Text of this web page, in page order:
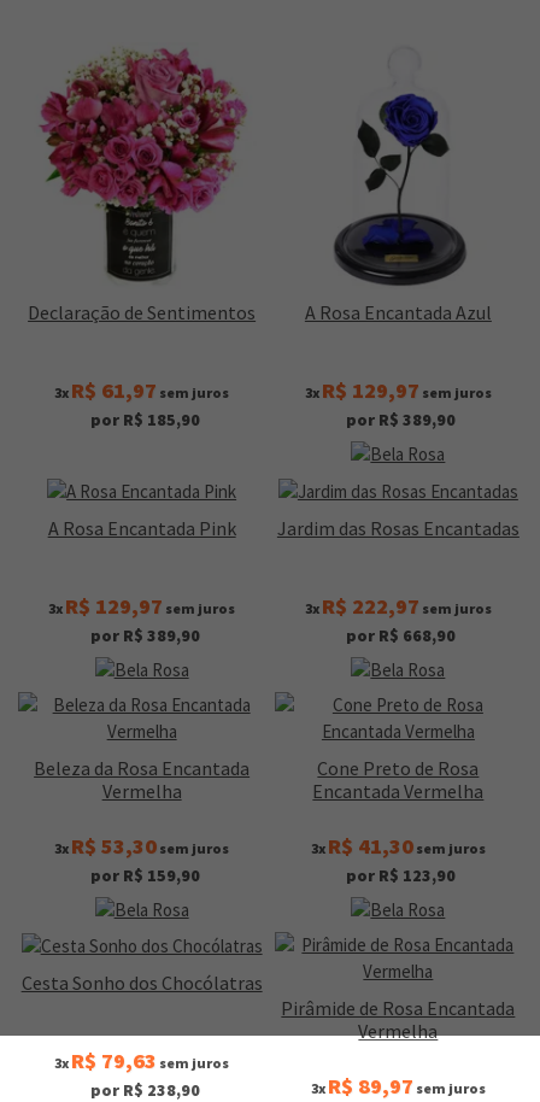
Declaração de Sentimentos
3x R$ 61,97 sem juros
por R$ 185,90
A Rosa Encantada Azul
3x R$ 129,97 sem juros
por R$ 389,90
A Rosa Encantada Pink
3x R$ 129,97 sem juros
por R$ 389,90
Jardim das Rosas Encantadas
3x R$ 222,97 sem juros
por R$ 668,90
Beleza da Rosa Encantada
Vermelha
3x R$ 53,30 sem juros
por R$ 159,90
Cone Preto de Rosa
Encantada Vermelha
3x R$ 41,30sem juros
por R$ 123,90
Cesta Sonho dos Chocólatras
3x R$ 79,63 sem juros
por R$ 238,90
Pirâmide de Rosa Encantada
Vermelha
3x R$ 89,97 sem juros